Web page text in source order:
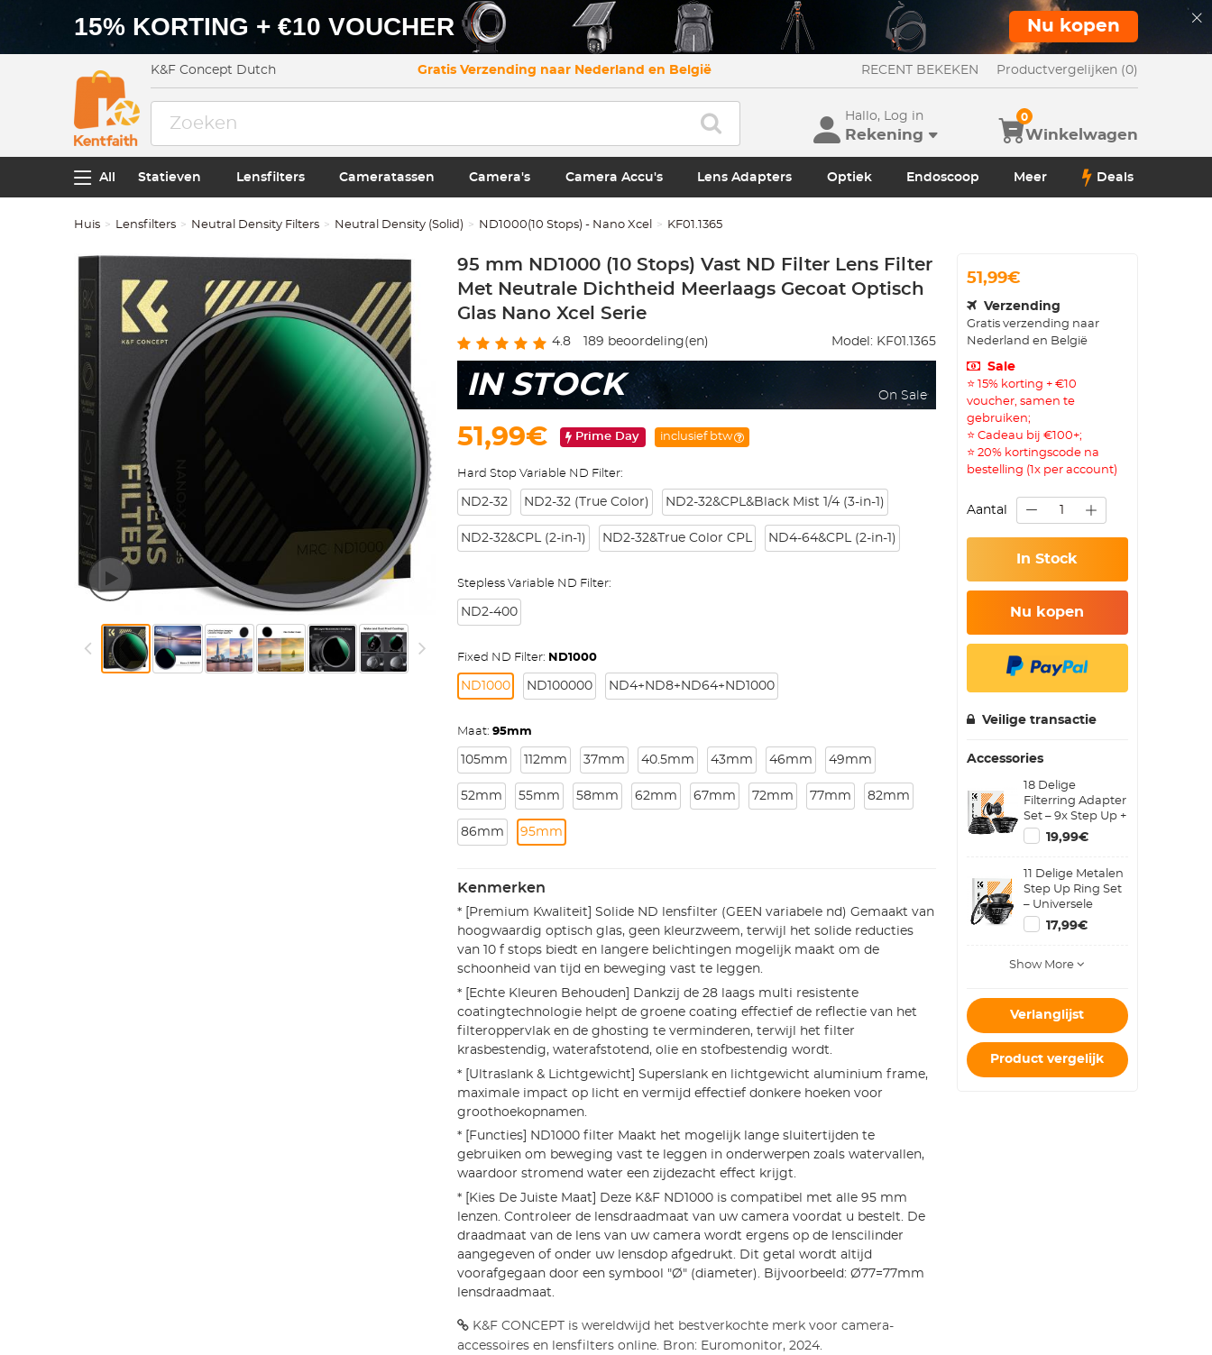
15% KORTING + €10 VOUCHER Nu kopen
K&F Concept Dutch Gratis Verzending naar Nederland en België RECENT BEKEKEN Productvergelijken (0)
Hallo, Log in
Rekening Winkelwagen
0
All Statieven Lensfilters Cameratassen Camera's Camera Accu's Lens Adapters Optiek Endoscoop Meer Deals
Huis Lensfilters Neutral Density Filters Neutral Density (Solid) ND1000(10 Stops) - Nano Xcel KF01.1365
95 mm ND1000 (10 Stops) Vast ND Filter Lens Filter
Met Neutrale Dichtheid Meerlaags Gecoat Optisch
Glas Nano Xcel Serie
4.8 189 beoordeling(en) Model: KF01.1365
IN STOCK On Sale
51,99€ Prime Day inclusief btw
Hard Stop Variable ND Filter:
ND2-32 ND2-32 (True Color) ND2-32&CPL&Black Mist 1/4 (3-in-1)
ND2-32&CPL (2-in-1) ND2-32&True Color CPL ND4-64&CPL (2-in-1)
Stepless Variable ND Filter:
ND2-400
Fixed ND Filter: ND1000
ND1000 ND100000 ND4+ND8+ND64+ND1000
Maat: 95mm
105mm 112mm 37mm 40.5mm 43mm 46mm 49mm
52mm 55mm 58mm 62mm 67mm 72mm 77mm 82mm
86mm 95mm
Kenmerken
* [Premium Kwaliteit] Solide ND lensfilter (GEEN variabele nd) Gemaakt van
hoogwaardig optisch glas, geen kleurzweem, terwijl het solide reducties
van 10 f stops biedt en langere belichtingen mogelijk maakt om de
schoonheid van tijd en beweging vast te leggen.
* [Echte Kleuren Behouden] Dankzij de 28 laags multi resistente
coatingtechnologie helpt de groene coating effectief de reflectie van het
filteroppervlak en de ghosting te verminderen, terwijl het filter
krasbestendig, waterafstotend, olie en stofbestendig wordt.
* [Ultraslank & Lichtgewicht] Superslank en lichtgewicht aluminium frame,
maximale impact op licht en vermijd effectief donkere hoeken voor
groothoekopnamen.
* [Functies] ND1000 filter Maakt het mogelijk lange sluitertijden te
gebruiken om beweging vast te leggen in onderwerpen zoals watervallen,
waardoor stromend water een zijdezacht effect krijgt.
* [Kies De Juiste Maat] Deze K&F ND1000 is compatibel met alle 95 mm
lenzen. Controleer de lensdraadmaat van uw camera voordat u bestelt. De
draadmaat van de lens van uw camera wordt ergens op de lenscilinder
aangegeven of onder uw lensdop afgedrukt. Dit getal wordt altijd
voorafgegaan door een symbool "Ø" (diameter). Bijvoorbeeld: Ø77=77mm
lensdraadmaat.
K&F CONCEPT is wereldwijd het bestverkochte merk voor camera-
accessoires en lensfilters online. Bron: Euromonitor, 2024.
51,99€
Verzending
Gratis verzending naar
Nederland en België
Sale
⭐ 15% korting + €10
voucher, samen te
gebruiken;
⭐ Cadeau bij €100+;
⭐ 20% kortingscode na
bestelling (1x per account)
Aantal
In Stock
Nu kopen
Veilige transactie
Accessories
18 Delige
Filterring Adapter
Set – 9x Step Up +
9x Step Down
Metalen
Ringen
19,99€
11 Delige Metalen
Step Up Ring Set
– Universele
Lensadapter voor
Canon, Nikon,
17,99€
Show More
Verlanglijst
Product vergelijk